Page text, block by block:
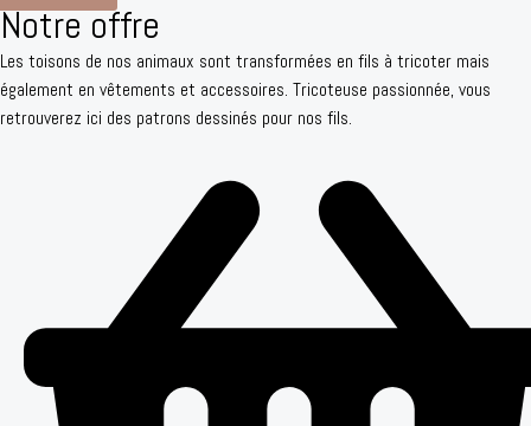
Notre offre
Les toisons de nos animaux sont transformées en fils à tricoter mais
également en vêtements et accessoires. Tricoteuse passionnée, vous
retrouverez ici des patrons dessinés pour nos fils.